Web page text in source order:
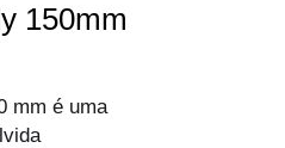
150mm
mm é uma